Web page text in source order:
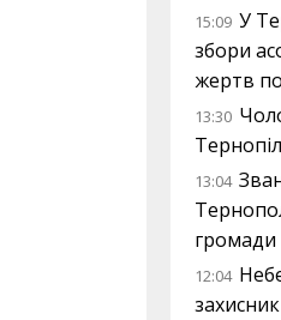
15:09 У
збори
жертв
13:30
13:04
громади
12:04